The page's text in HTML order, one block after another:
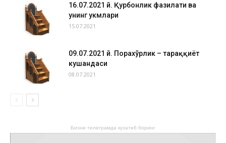
16.07.2021 й. Қурбонлик фазилати ва
унинг ҳукмлари
15.07.2021
09.07.2021 й. Порахўрлик – тараққиёт
кушандаси
08.07.2021
Бизни телеграмда кузатиб боринг